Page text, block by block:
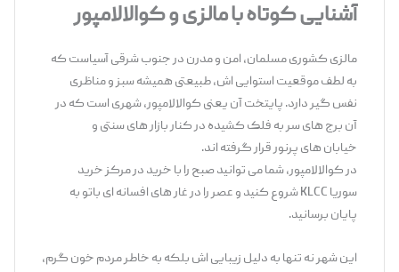
آشنایی کوتاه با مالزی و کوالالامپور
مالزی کشوری مسلمان، امن و مدرن در جنوب شرقی آسیاست که
به لطف موقعیت استوایی ‌اش، طبیعتی همیشه سبز و مناظری
نفس ‌گیر دارد. پایتخت آن یعنی کوالالامپور، شهری است که در
آن برج ‌های سر به فلک کشیده در کنار بازار های سنتی و
خیابان‌ های پرنور قرار گرفته ‌اند.
در کوالالامپور، شما می ‌توانید صبح را با خرید در مرکز خرید
سوریا KLCC شروع کنید و عصر را در غار های افسانه‌ ای باتو به
پایان برسانید.
این شهر نه ‌تنها به دلیل زیبایی ‌اش بلکه به خاطر مردم خون‌ گرم،